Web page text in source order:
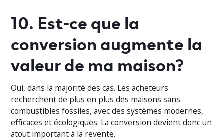
10. Est-ce que la
conversion augmente la
valeur de ma maison?
Oui, dans la majorité des cas. Les acheteurs
recherchent de plus en plus des maisons sans
combustibles fossiles, avec des systèmes modernes,
efficaces et écologiques. La conversion devient donc un
atout important à la revente.